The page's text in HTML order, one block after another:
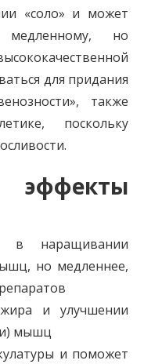
«соло» и может
медленному, но
для придания
также
поскольку
в наращивании
но медленнее,
и улучшении
мышц
и поможет